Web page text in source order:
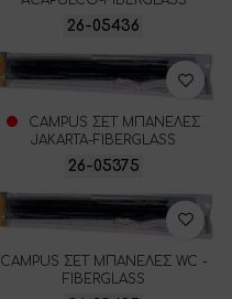
26-05436
CAMPUS ΣΕΤ ΜΠΑΝΕΛΕΣ
JAKARTA-FIBERGLASS
26-05375
CAMPUS ΣΕΤ ΜΠΑΝΕΛΕΣ WC -
FIBERGLASS